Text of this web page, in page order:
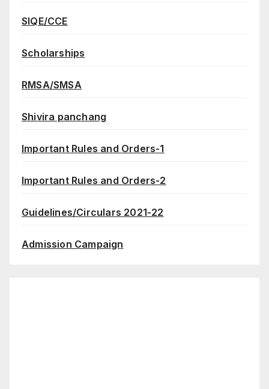
SIQE/CCE
Scholarships
RMSA/SMSA
Shivira panchang
Important Rules and Orders-1
Important Rules and Orders-2
Guidelines/Circulars 2021-22
Admission Campaign